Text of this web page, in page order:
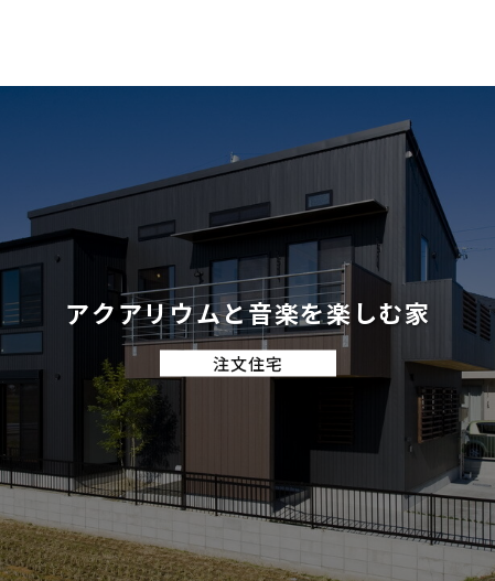
アクアリウムと音楽を楽しむ家
注文住宅